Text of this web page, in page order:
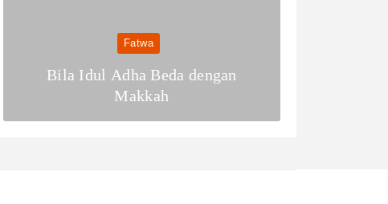
Fatwa
Bila Idul Adha Beda dengan
Makkah